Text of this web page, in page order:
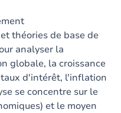
théories de base de
analyser la
globale, la croissance
taux d'intérêt, l'inflation
se concentre sur le
et le moyen